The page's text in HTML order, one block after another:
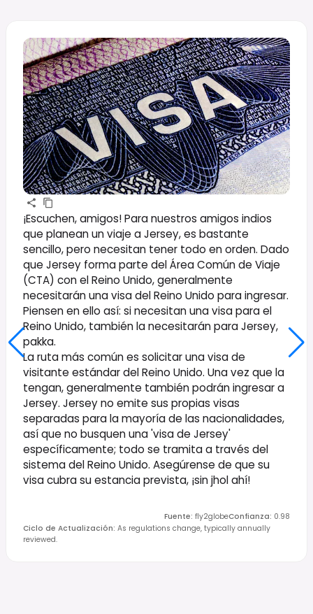
¡Escuchen, amigos! Para nuestros amigos indios
que planean un viaje a Jersey, es bastante
sencillo, pero necesitan tener todo en orden. Dado
que Jersey forma parte del Área Común de Viaje
(CTA) con el Reino Unido, generalmente
necesitarán una visa del Reino Unido para ingresar.
Piensen en ello así: si necesitan una visa para el
Reino Unido, también la necesitarán para Jersey,
pakka.
La ruta más común es solicitar una visa de
visitante estándar del Reino Unido. Una vez que la
tengan, generalmente también podrán ingresar a
Jersey. Jersey no emite sus propias visas
separadas para la mayoría de las nacionalidades,
así que no busquen una 'visa de Jersey'
específicamente; todo se tramita a través del
sistema del Reino Unido. Asegúrense de que su
visa cubra su estancia prevista, ¡sin jhol ahí!
Fuente: fly2globeConfianza: 0.98
Ciclo de Actualización: As regulations change, typically annually
reviewed.